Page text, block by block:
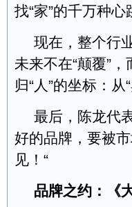
找“家”的千万种心
现在，整个行
未来不在“颠覆”
归“人”的坐标：从
最后，陈龙代
好的品牌，要被
见！“
品牌之约：
《